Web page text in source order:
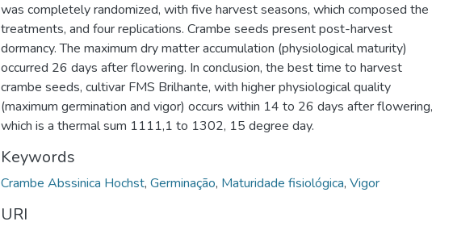
was completely randomized, with five harvest seasons, which composed the
treatments, and four replications. Crambe seeds present post-harvest
dormancy. The maximum dry matter accumulation (physiological maturity)
occurred 26 days after flowering. In conclusion, the best time to harvest
crambe seeds, cultivar FMS Brilhante, with higher physiological quality
(maximum germination and vigor) occurs within 14 to 26 days after flowering,
which is a thermal sum 1111,1 to 1302, 15 degree day.
Keywords
Crambe Abssinica Hochst, Germinação, Maturidade fisiológica, Vigor
URI